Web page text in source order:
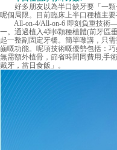
好多朋友以為半口缺牙要「一顆
呢個局限。目前臨床上半口種植主要
All-on-4/All-on-6 即刻負重技術
一。通過植入4到6顆種植體(前牙區
起一整副固定牙橋。簡單嚟講，只
齒嘅功能。呢項技術嘅優勢包括：
無需額外植骨，節省時間同費用;手
戴牙，當日食飯」。